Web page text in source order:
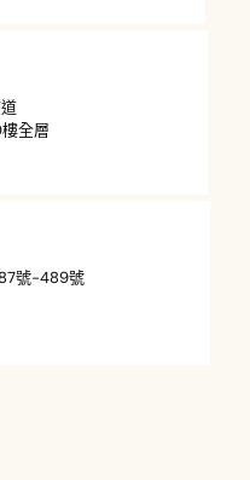
全層
號-489號